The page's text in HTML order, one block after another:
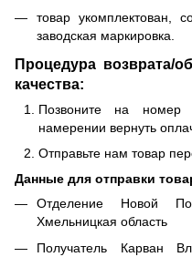
товар укомплектован,
заводская маркировка.
Процедура возврата/
качества:
Позвоните на номер
намерении вернуть
Отправьте нам товар
Данные для отправки
Отделение Новой
Хмельницкая область
Получатель Карван